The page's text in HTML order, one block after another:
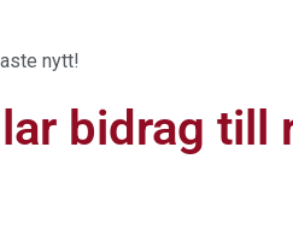
nytt!
bidrag till